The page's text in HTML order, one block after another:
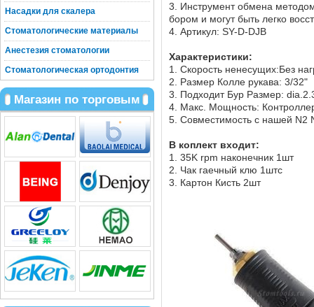
3. Инструмент обмена
бором и могут быть легко
4. Артикул: SY-D-DJB
Характеристики:
1. Скорость ненесущих:Без
2. Размер Колле рукава: 3/32"
3. Подходит Бур Размер:
4. Макс. Мощность:
5. Совместимость с нашей N2
В коплект входит:
1. 35K rpm наконечник 1шт
2. Чак гаечный клю 1штc
3. Картон Кисть 2шт
Насадки для скалера
Стоматологические материалы
Анестезия стоматологии
Стоматологическая ортодонтия
Магазин по торговым